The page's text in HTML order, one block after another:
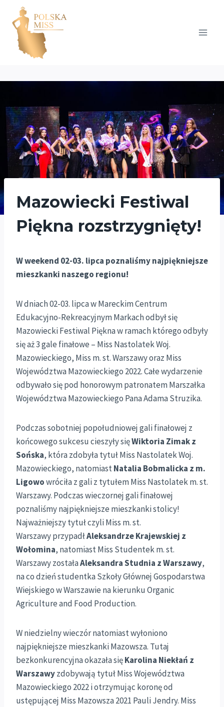
Przejdź
treści
Mazowiecki Festiwal
Piękna rozstrzygnięty!
W weekend 02-03. lipca poznaliśmy najpiękniejsze
mieszkanki naszego regionu!
W dniach 02-03. lipca w Mareckim Centrum
Edukacyjno-Rekreacyjnym Markach odbył się
Mazowiecki Festiwal Piękna w ramach którego odbyły
się aż 3 gale finałowe – Miss Nastolatek Woj.
Mazowieckiego, Miss m. st. Warszawy oraz Miss
Województwa Mazowieckiego 2022. Całe wydarzenie
odbywało się pod honorowym patronatem Marszałka
Województwa Mazowieckiego Pana Adama Struzika.
Podczas sobotniej popołudniowej gali finałowej z
końcowego sukcesu cieszyły sięWiktoria Zimak z
Sońska, która zdobyła tytuł Miss Nastolatek Woj.
Mazowieckiego, natomiastNatalia Bobmalicka z m.
Ligowowróciła z gali z tytułem Miss Nastolatek m. st.
Warszawy. Podczas wieczornej gali finałowej
poznaliśmy najpiękniejsze mieszkanki stolicy!
Najważniejszy tytuł czyli Miss m. st.
Warszawy przypadłAleksandrze Krajewskiej z
Wołomina, natomiast Miss Studentek m. st.
Warszawy zostałaAleksandra Studnia z Warszawy,
na co dzień studentka Szkoły Głównej Gospodarstwa
Wiejskiego w Warszawie na kierunku Organic
Agriculture and Food Production.
W niedzielny wieczór natomiast wyłoniono
najpiękniejsze mieszkanki Mazowsza. Tutaj
bezkonkurencyjna okazała sięKarolina Niekłań z
Warszawyzdobywają tytuł Miss Województwa
Mazowieckiego 2022 i otrzymując koronę od
ustępującej Miss Mazowsza 2021 Pauli Jendry. Miss